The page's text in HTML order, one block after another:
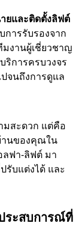
ยและติดตั้งลิฟต์
การรับรองจาก
มงานผู้เชี่ยวชาญ
การครบวงจร
จนถึงการดูแล
มสะดวก แต่คือ
นของคุณใน
ลฟา-ลิฟต์ มา
รับแต่งได้ และ
ระสบการณ์ที่